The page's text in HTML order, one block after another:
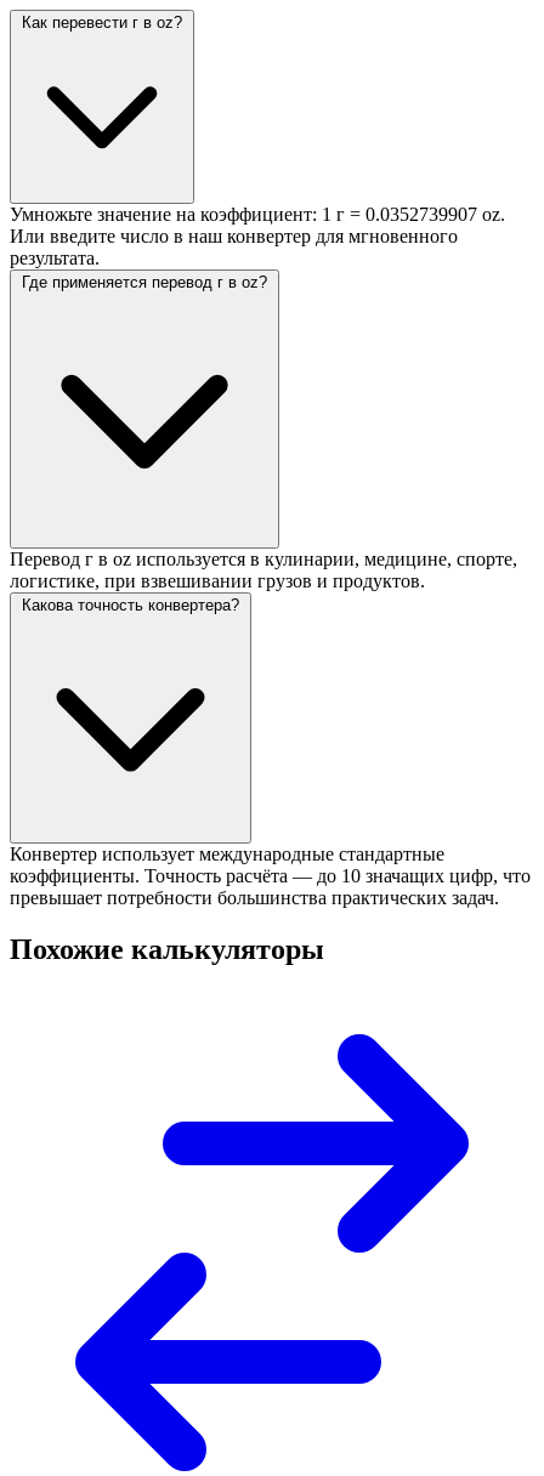
Как перевести г в oz?
Умножьте значение на коэффициент: 1 г = 0.0352739907 oz.
Или введите число в наш конвертер для мгновенного
результата.
Где применяется перевод г в oz?
Перевод г в oz используется в кулинарии, медицине, спорте,
логистике, при взвешивании грузов и продуктов.
Какова точность конвертера?
Конвертер использует международные стандартные
коэффициенты. Точность расчёта — до 10 значащих цифр, что
превышает потребности большинства практических задач.
Похожие калькуляторы